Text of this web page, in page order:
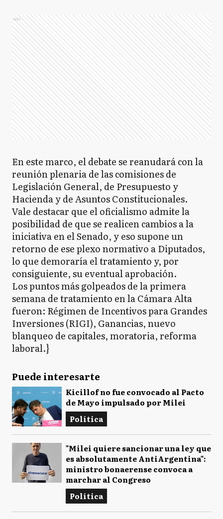
Ads
En este marco, el debate se reanudará con la
reunión plenaria de las comisiones de
Legislación General, de Presupuesto y
Hacienda y de Asuntos Constitucionales.
Vale destacar que el oficialismo admite la
posibilidad de que se realicen cambios a la
iniciativa en el Senado, y eso supone un
retorno de ese plexo normativo a Diputados,
lo que demoraría el tratamiento y, por
consiguiente, su eventual aprobación.
Los puntos más golpeados de la primera
semana de tratamiento en la Cámara Alta
fueron: Régimen de Incentivos para Grandes
Inversiones (RIGI), Ganancias, nuevo
blanqueo de capitales, moratoria, reforma
laboral.}
Puede interesarte
Kicillof no fue convocado al Pacto
de Mayo impulsado por Milei
Política
"Milei quiere sancionar una ley que
es absolutamente AntiArgentina":
ministro bonaerense convoca a
marchar al Congreso
Política